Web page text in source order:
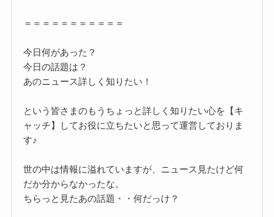
＝＝＝＝＝＝＝＝＝＝＝
今日何があった？
今日の話題は？
あのニュース詳しく知りたい！
という皆さまのもうちょっと詳しく知りたい心を【キ
ャッチ】してお役に立ちたいと思って運営しておりま
す♪
世の中は情報に溢れていますが、ニュース見たけど何
だか分からなかったな。
ちらっと見たあの話題・・何だっけ？